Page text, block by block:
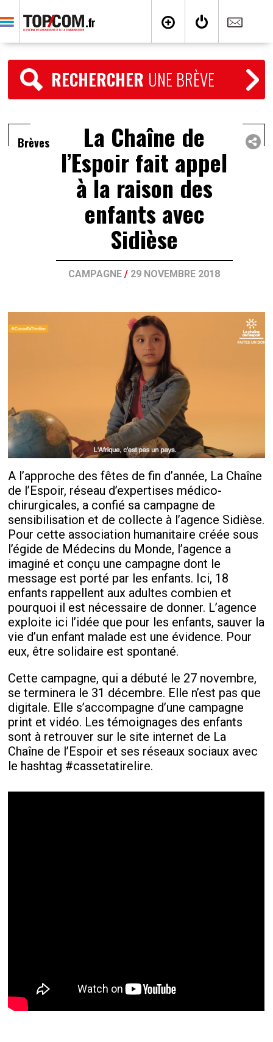
RECHERCHER UNE BRÈVE
Brèves La Chaîne de
l’Espoir fait appel
à la raison des
enfants avec
Sidièse
CAMPAGNE / 29 NOVEMBRE 2018
A l’approche des fêtes de fin d’année, La Chaîne
de l’Espoir, réseau d’expertises médico-
chirurgicales, a confié sa campagne de
sensibilisation et de collecte à l’agence Sidièse.
Pour cette association humanitaire créée sous
l’égide de Médecins du Monde, l’agence a
imaginé et conçu une campagne dont le
message est porté par les enfants. Ici, 18
enfants rappellent aux adultes combien et
pourquoi il est nécessaire de donner. L’agence
exploite ici l’idée que pour les enfants, sauver la
vie d’un enfant malade est une évidence. Pour
eux, être solidaire est spontané.
Cette campagne, qui a débuté le 27 novembre,
se terminera le 31 décembre. Elle n’est pas que
digitale. Elle s’accompagne d’une campagne
print et vidéo. Les témoignages des enfants
sont à retrouver sur le site internet de La
Chaîne de l’Espoir et ses réseaux sociaux avec
le hashtag #cassetatirelire.